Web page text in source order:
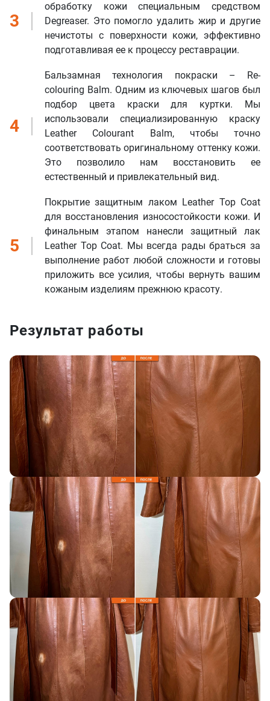
3
обработку кожи специальным средством
Degreaser. Это помогло удалить жир и другие
нечистоты с поверхности кожи, эффективно
подготавливая ее к процессу реставрации.
4
Бальзамная технология покраски – Re-
colouring Balm. Одним из ключевых шагов был
подбор цвета краски для куртки. Мы
использовали специализированную краску
Leather Colourant Balm, чтобы точно
соответствовать оригинальному оттенку кожи.
Это позволило нам восстановить ее
естественный и привлекательный вид.
5
Покрытие защитным лаком Leather Top Coat
для восстановления износостойкости кожи. И
финальным этапом нанесли защитный лак
Leather Top Coat. Мы всегда рады браться за
выполнение работ любой сложности и готовы
приложить все усилия, чтобы вернуть вашим
кожаным изделиям прежнюю красоту.
Результат работы
Ваше имя
Ваш номер телефона
Соглашаюсь на обработкуперсональных данных
Отправить
Наш менеджер свяжется с вами
в ближайшее время!
Оставьте заявку, и наш менеджер свяжется с вами в
ближайшее время
Ваше имя
Соглашаюсь на обработку
Отправить
Наш менеджер свяжется с вами
в ближайшее время!
Комментарий
Прикрепить фото
Форматы файлов: .jpg, .png. Максимальный размер файла - 10 МБ.
Максимум 8 файлов
оформлении и получении заказа,согласие на обработку персональных
данных
Наш менеджер свяжется с вами
в ближайшее время!
Телефон
оформлении и получении заказа,
согласие на обработку персональных
Отправить
Наш менеджер свяжется с вами
в ближайшее время!